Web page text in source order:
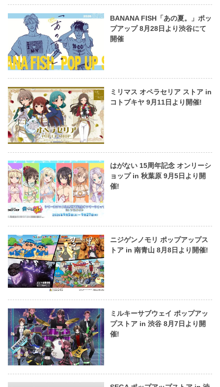
BANANA FISH「あの夏。」ポッ
プアップ 8月28日より渋谷にて
開催
ミリマス オペラセリア ストア in
コトブキヤ 9月11日より開催!
はがない 15周年記念 オンリーシ
ョップ in 秋葉原 9月5日より開
催!
ニジゲンノモリ ポップアップス
トア in 南青山 8月8日より開催!
ミルキーサブウェイ ポップアッ
プストア in 渋谷 8月7日より開
催!